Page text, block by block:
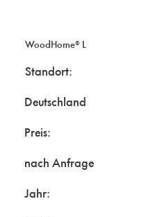
WoodHome® L
Standort:
Deutschland
Preis:
nach Anfrage
Jahr: